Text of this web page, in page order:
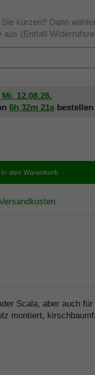
kürzen? Dann
aus (Entfall
12.08.26,
6h 32m 21sbestellen
In den Warenkorb
Scala, aber auch
montiert,